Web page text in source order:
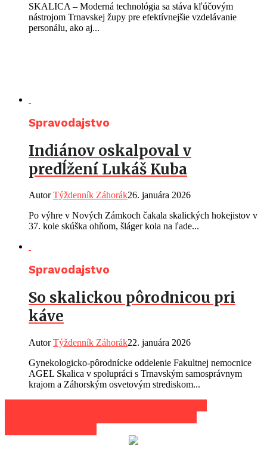
SKALICA – Moderná technológia sa stáva kľúčovým
nástrojom Trnavskej župy pre efektívnejšie vzdelávanie
personálu, ako aj...
Spravodajstvo
Indiánov oskalpoval v
predĺžení Lukáš Kuba
AutorTýždenník Záhorák26. januára 2026
Po výhre v Nových Zámkoch čakala skalických hokejistov v
37. kole skúška ohňom, šláger kola na ľade...
Spravodajstvo
So skalickou pôrodnicou pri
káve
AutorTýždenník Záhorák22. januára 2026
Gynekologicko-pôrodnícke oddelenie Fakultnej nemocnice
AGEL Skalica v spolupráci s Trnavským samosprávnym
krajom a Záhorským osvetovým strediskom...